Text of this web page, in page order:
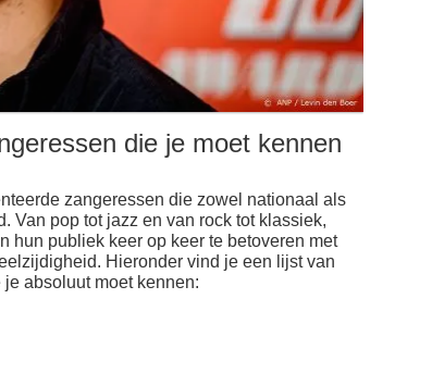
die je moet kennen
zangeressen die zowel nationaal als
Van pop tot jazz en van rock tot klassiek,
hun publiek keer op keer te betoveren met
Hieronder vind je een lijst van
absoluut moet kennen: